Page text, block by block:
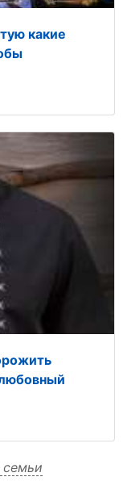
какие